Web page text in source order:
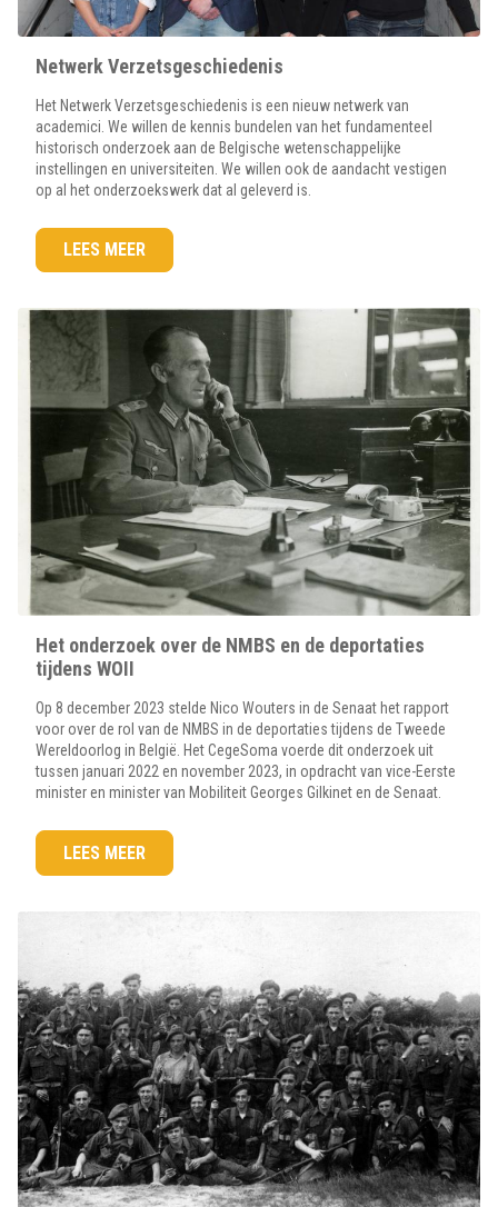
Netwerk Verzetsgeschiedenis
Het Netwerk Verzetsgeschiedenis is een nieuw netwerk van
academici. We willen de kennis bundelen van het fundamenteel
historisch onderzoek aan de Belgische wetenschappelijke
instellingen en universiteiten. We willen ook de aandacht vestigen
op al het onderzoekswerk dat al geleverd is.
LEES MEER
Het onderzoek over de NMBS en de deportaties
tijdens WOII
Op 8 december 2023 stelde Nico Wouters in de Senaat het rapport
voor over de rol van de NMBS in de deportaties tijdens de Tweede
Wereldoorlog in België. Het CegeSoma voerde dit onderzoek uit
tussen januari 2022 en november 2023, in opdracht van vice-Eerste
minister en minister van Mobiliteit Georges Gilkinet en de Senaat.
LEES MEER